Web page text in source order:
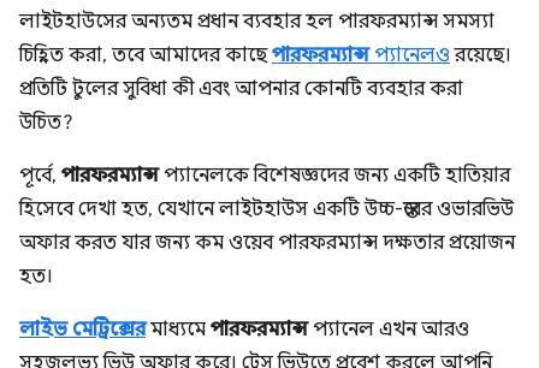
লাইটহাউসের অন্যতম প্রধান ব্যবহার হল পারফরম্যান্স সমস্যা
চিহ্নিত করা, তবে আমাদের কাছেপারফরম্যান্সপ্যানেলও রয়েছে।
প্রতিটি টুলের সুবিধা কী এবং আপনার কোনটি ব্যবহার করা
উচিত?
পূর্বে, পারফরম্যান্সপ্যানেলকে বিশেষজ্ঞদের জন্য একটি হাতিয়ার
হিসেবে দেখা হত, যেখানে লাইটহাউস একটি উচ্চ-স্তরের ওভারভিউ
অফার করত যার জন্য কম ওয়েব পারফরম্যান্স দক্ষতার প্রয়োজন
হত।
লাইভ মেট্রিক্সেরমাধ্যমে পারফরম্যান্সপ্যানেল এখন আরও
সহজলভ্য ভিউ অফার করে। ট্রেস ভিউতে প্রবেশ করলে আপনি